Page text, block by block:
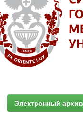
Электронный